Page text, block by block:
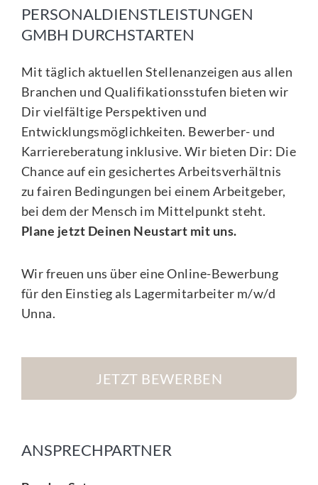
PERSONALDIENSTLEISTUNGEN
GMBH DURCHSTARTEN
Mit täglich aktuellen Stellenanzeigen aus allen
Branchen und Qualifikationsstufen bieten wir
Dir vielfältige Perspektiven und
Entwicklungsmöglichkeiten. Bewerber- und
Karriereberatung inklusive. Wir bieten Dir: Die
Chance auf ein gesichertes Arbeitsverhältnis
zu fairen Bedingungen bei einem Arbeitgeber,
bei dem der Mensch im Mittelpunkt steht.
Plane jetzt Deinen Neustart mit uns.
Wir freuen uns über eine Online-Bewerbung
für den Einstieg als Lagermitarbeiter m/w/d
Unna.
JETZT BEWERBEN
ANSPRECHPARTNER